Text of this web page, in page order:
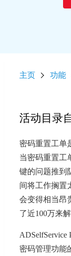
主页 功能
活动目录
密码重置工单
当密码重置工
键的问题推到
间将工作搁置
会变得相当昂
了近100万来
密码管理功能